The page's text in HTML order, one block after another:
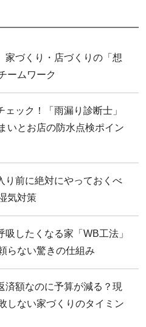
家づくり・店づくりの「想
ームワーク
ック！「雨漏り診断士」
いとお店の防水点検ポイン
り前に絶対にやっておくべ
気対策
吸したくなる家「WB工法」
らない驚きの仕組み
済額なのに予算が減る？現
しない家づくりのタイミン